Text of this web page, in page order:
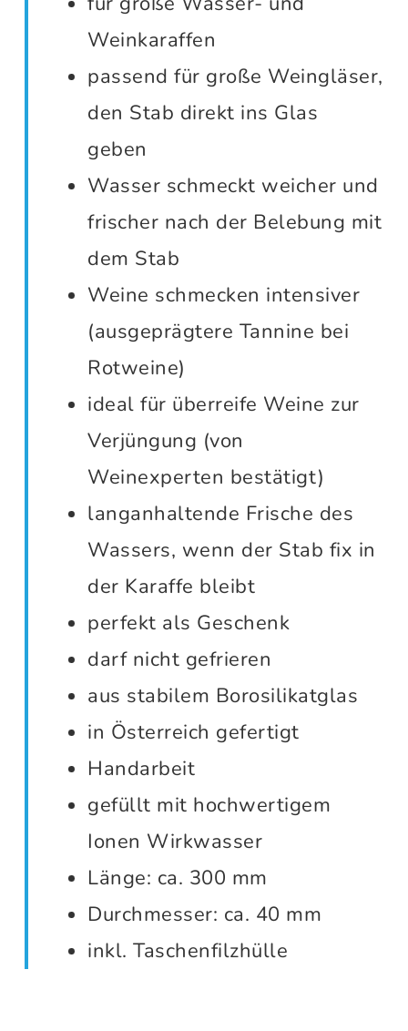
Weinkaraffen
passend für große Weingläser,
den Stab direkt ins Glas
geben
Wasser schmeckt weicher und
frischer nach der Belebung mit
dem Stab
Weine schmecken intensiver
(ausgeprägtere Tannine bei
Rotweine)
ideal für überreife Weine zur
Verjüngung (von
Weinexperten bestätigt)
langanhaltende Frische des
Wassers, wenn der Stab fix in
der Karaffe bleibt
perfekt als Geschenk
darf nicht gefrieren
aus stabilem Borosilikatglas
in Österreich gefertigt
Handarbeit
gefüllt mit hochwertigem
Ionen Wirkwasser
Länge: ca. 300 mm
Durchmesser: ca. 40 mm
inkl. Taschenfilzhülle